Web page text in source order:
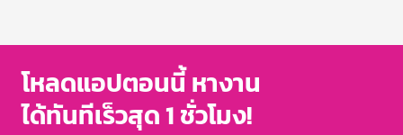
โหลดแอปตอนนี้ หางาน
ได้ทันทีเร็วสุด 1 ชั่วโมง!